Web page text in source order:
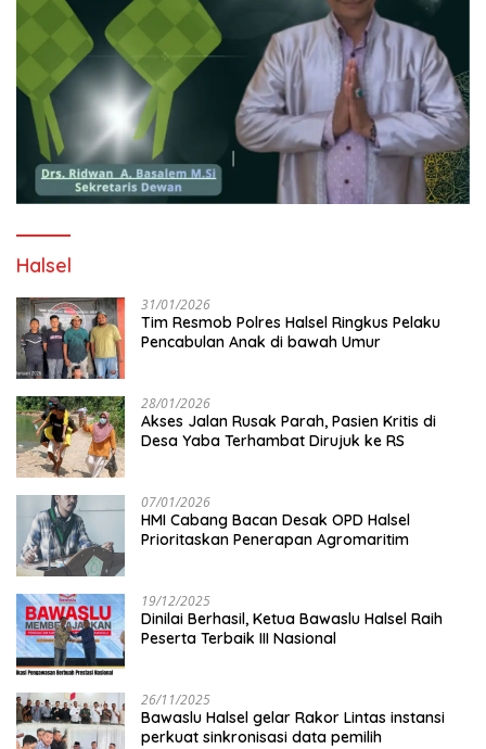
Halsel
31/01/2026
Tim Resmob Polres Halsel Ringkus Pelaku
Pencabulan Anak di bawah Umur
28/01/2026
Akses Jalan Rusak Parah, Pasien Kritis di
Desa Yaba Terhambat Dirujuk ke RS
07/01/2026
HMI Cabang Bacan Desak OPD Halsel
Prioritaskan Penerapan Agromaritim
19/12/2025
Dinilai Berhasil, Ketua Bawaslu Halsel Raih
Peserta Terbaik III Nasional
26/11/2025
Bawaslu Halsel gelar Rakor Lintas instansi
perkuat sinkronisasi data pemilih